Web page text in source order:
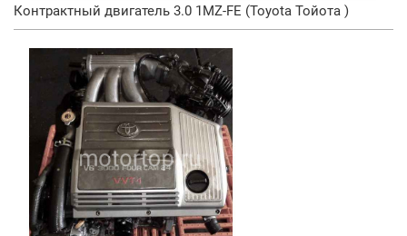
Контрактный двигатель 3.0 1MZ-FE (Toyota Тойота )